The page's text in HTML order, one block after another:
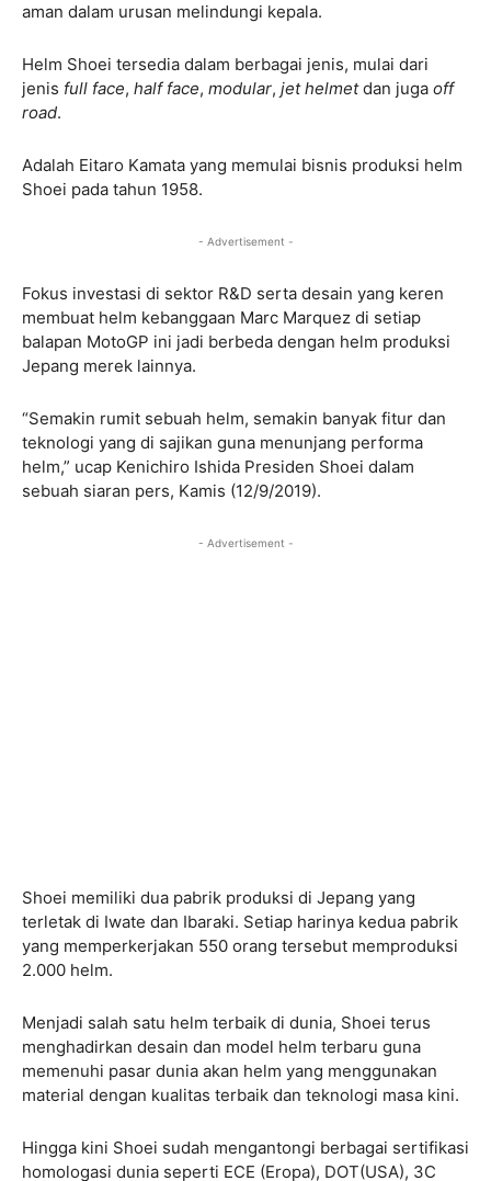
aman dalam urusan melindungi kepala.
Helm Shoei tersedia dalam berbagai jenis, mulai dari
jenis full face, half face, modular, jet helmetdan juga off
road.
Adalah Eitaro Kamata yang memulai bisnis produksi helm
Shoei pada tahun 1958.
- Advertisement -
Fokus investasi di sektor R&D serta desain yang keren
membuat helm kebanggaan Marc Marquez di setiap
balapan MotoGP ini jadi berbeda dengan helm produksi
Jepang merek lainnya.
“Semakin rumit sebuah helm, semakin banyak fitur dan
teknologi yang di sajikan guna menunjang performa
helm,” ucap Kenichiro Ishida Presiden Shoei dalam
sebuah siaran pers, Kamis (12/9/2019).
- Advertisement -
Shoei memiliki dua pabrik produksi di Jepang yang
terletak di Iwate dan Ibaraki. Setiap harinya kedua pabrik
yang memperkerjakan 550 orang tersebut memproduksi
2.000 helm.
Menjadi salah satu helm terbaik di dunia, Shoei terus
menghadirkan desain dan model helm terbaru guna
memenuhi pasar dunia akan helm yang menggunakan
material dengan kualitas terbaik dan teknologi masa kini.
Hingga kini Shoei sudah mengantongi berbagai sertifikasi
homologasi dunia seperti ECE (Eropa), DOT(USA), 3C